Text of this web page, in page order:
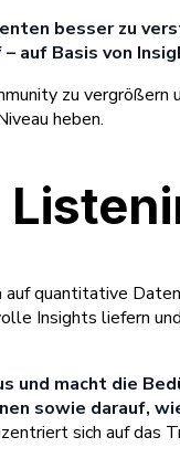
besser zu
auf Basis von
zu
heben.
quantitative
Insights liefern
und macht die
sowie darauf,
sich auf das